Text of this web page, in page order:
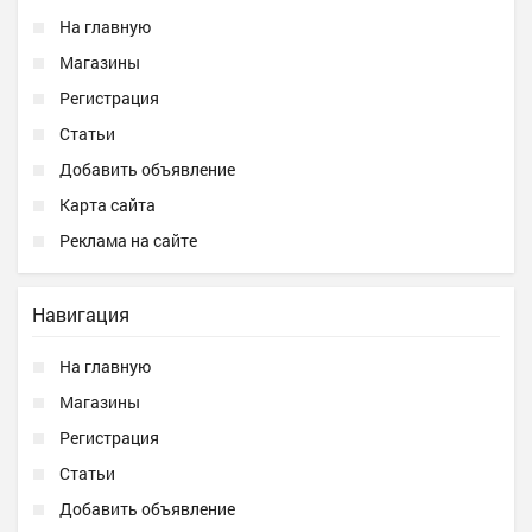
На главную
Магазины
Регистрация
Статьи
Добавить объявление
Карта сайта
Реклама на сайте
Навигация
На главную
Магазины
Регистрация
Статьи
Добавить объявление